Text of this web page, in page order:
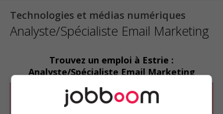
Technologies et médias numériques
Analyste/Spécialiste Email Marketing
Trouvez un emploi à Estrie :
Analyste/Spécialiste Email Marketing
Désolé, cette recherche n'a produit aucun
résultat.